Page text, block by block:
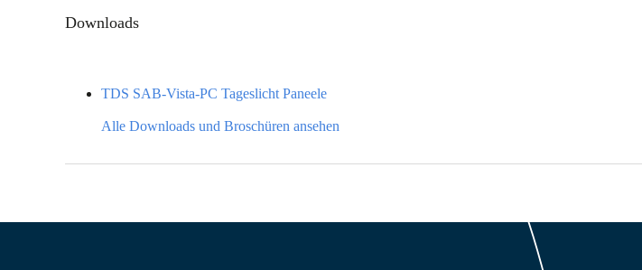
Downloads
TDS SAB-Vista-PC Tageslicht Paneele
Alle Downloads und Broschüren ansehen